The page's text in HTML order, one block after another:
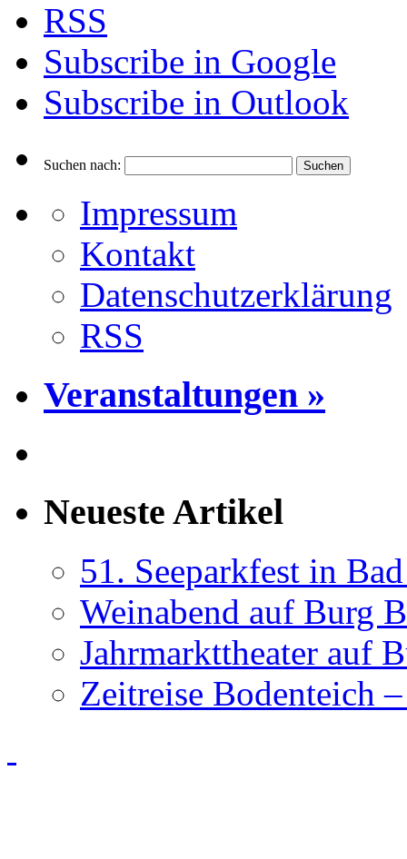
RSS
Subscribe in Google
Subscribe in Outlook
Suchen nach:
Impressum
Kontakt
Datenschutzerklärung
RSS
Veranstaltungen »
Neueste Artikel
51. Seeparkfest in
Weinabend auf Burg
Jahrmarkttheater auf
Zeitreise Bodenteich